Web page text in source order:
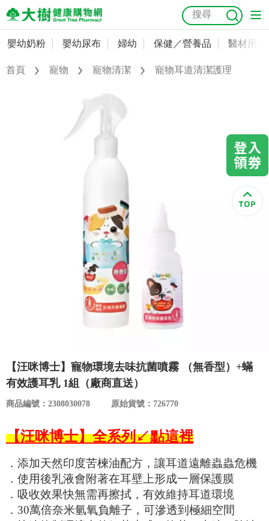
嬰幼奶粉
優惠活動
關於我們
合作提案
購物流程
會員專區
會員資料及密碼修改
嬰幼奶粉 嬰幼尿布 婦幼 保健／營養品 醫材用品
首頁 寵物 寵物清潔 寵物耳道清潔護理
【汪咪博士】寵物環境去味抗菌噴霧 （無香型）+蟎
有效護耳乳 1組（廠商直送）
商品編號：2308030078 原始貨號：726770
【汪咪博士】全系列↙點這裡
．添加天然印度苦楝油配方，讓耳道遠離蟲蟲危機
．使用後乳液會附著在耳壁上形成一層保護膜
．吸收效果快無需再擦拭，有效維持耳道環境
．30萬倍奈米氫氧負離子，可滲透到極細空間